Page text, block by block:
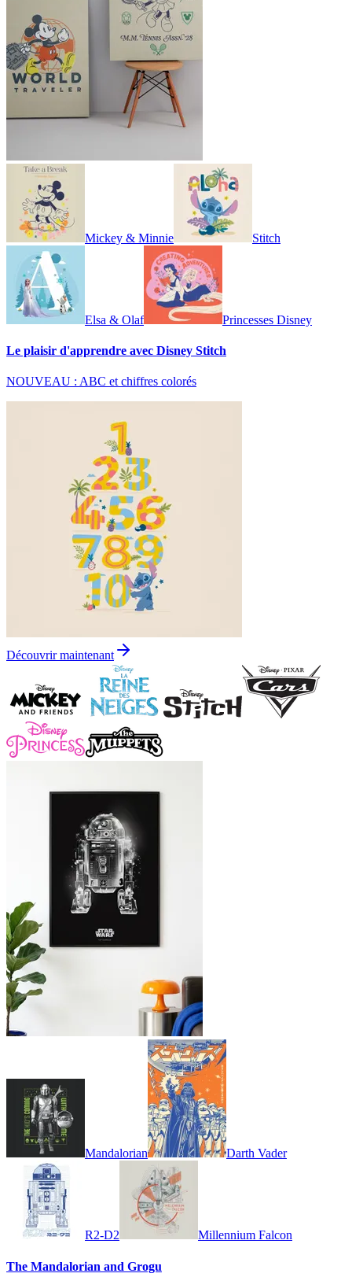
Mickey & Minnie Stitch
Elsa & Olaf Princesses Disney
Le plaisir d'apprendre avec Disney Stitch
NOUVEAU : ABC et chiffres colorés
Découvrir maintenant
Mandalorian Darth Vader
R2-D2 Millennium Falcon
The Mandalorian and Grogu